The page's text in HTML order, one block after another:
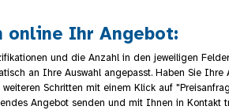
online Ihr Angebot:
und die Anzahl in den jeweiligen
an Ihre Auswahl angepasst. Haben Sie Ihre
Schritten mit einem Klick auf
Angebot senden und mit Ihnen in Kontakt